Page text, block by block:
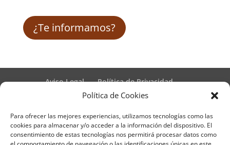
Política de Cookies
Para ofrecer las mejores experiencias, utilizamos tecnologías como las
cookies para almacenar y/o acceder a la información del dispositivo. El
consentimiento de estas tecnologías nos permitirá procesar datos como
¿Te informamos?
Aviso Legal
Política de Privacidad
Términos y condiciones – Contrato de matrícula
Formulario de Datos necesarios para alta
Métodos de pago SEQURA
Métodos de pago
Formulario de Acción Formativa